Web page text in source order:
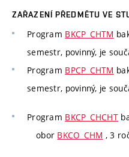
ZAŘAZENÍ PŘEDMĚTU VE
Program BKCP_CHTM
semestr, povinný, je
Program BPCP_CHTM
semestr, povinný, je
Program BKCP_CHCHT
obor BKCO_CHM , 3